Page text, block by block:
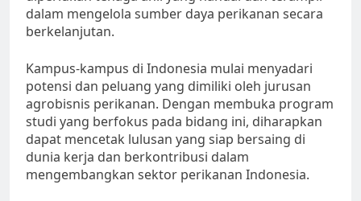
dalam mengelola sumber daya perikanan secara
berkelanjutan.
Kampus-kampus di Indonesia mulai menyadari
potensi dan peluang yang dimiliki oleh jurusan
agrobisnis perikanan. Dengan membuka program
studi yang berfokus pada bidang ini, diharapkan
dapat mencetak lulusan yang siap bersaing di
dunia kerja dan berkontribusi dalam
mengembangkan sektor perikanan Indonesia.